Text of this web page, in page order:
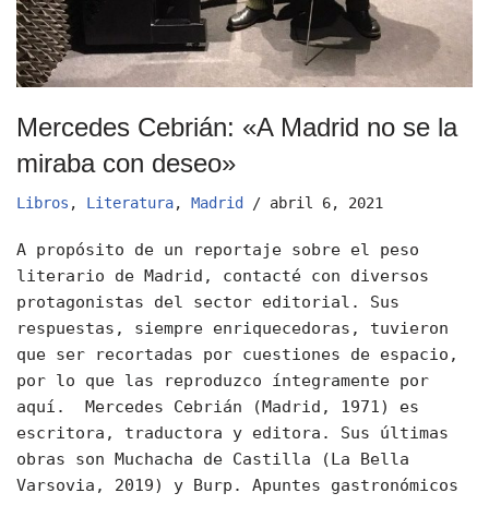
Mercedes Cebrián: «A Madrid no se la
miraba con deseo»
Libros , Literatura, Madrid abril 6, 2021
A propósito de un reportaje sobre el peso
literario de Madrid, contacté con diversos
protagonistas del sector editorial. Sus
respuestas, siempre enriquecedoras, tuvieron
que ser recortadas por cuestiones de espacio,
por lo que las reproduzco íntegramente por
aquí. Mercedes Cebrián (Madrid, 1971) es
escritora, traductora y editora. Sus últimas
obras son Muchacha de Castilla (La Bella
Varsovia, 2019) y Burp. Apuntes gastronómicos